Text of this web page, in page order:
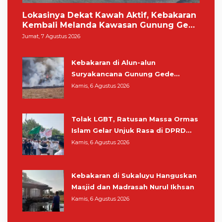
Lokasinya Dekat Kawah Aktif, Kebakaran
Kembali Melanda Kawasan Gunung Gede
Pangrango
Jumat, 7 Agustus 2026
Kebakaran di Alun-alun
Suryakancana Gunung Gede
Pangrango, Relawan dan Warga
Kamis, 6 Agustus 2026
Tolak LGBT, Ratusan Massa Ormas
Islam Gelar Unjuk Rasa di DPRD
Cianjur
Kamis, 6 Agustus 2026
Kebakaran di Sukaluyu Hanguskan
Masjid dan Madrasah Nurul Ikhsan
Kamis, 6 Agustus 2026